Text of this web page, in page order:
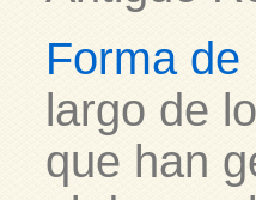
Forma de
largo de
que han